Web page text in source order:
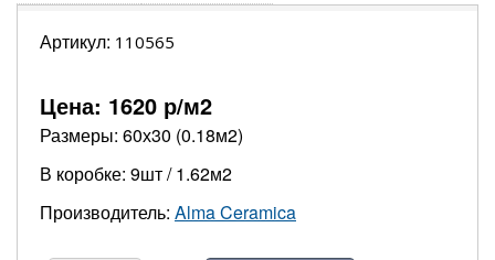
Артикул: 110565
Цена: 1620 р/м2
Размеры: 60х30 (0.18м2)
В коробке: 9шт / 1.62м2
Производитель: Alma Ceramica